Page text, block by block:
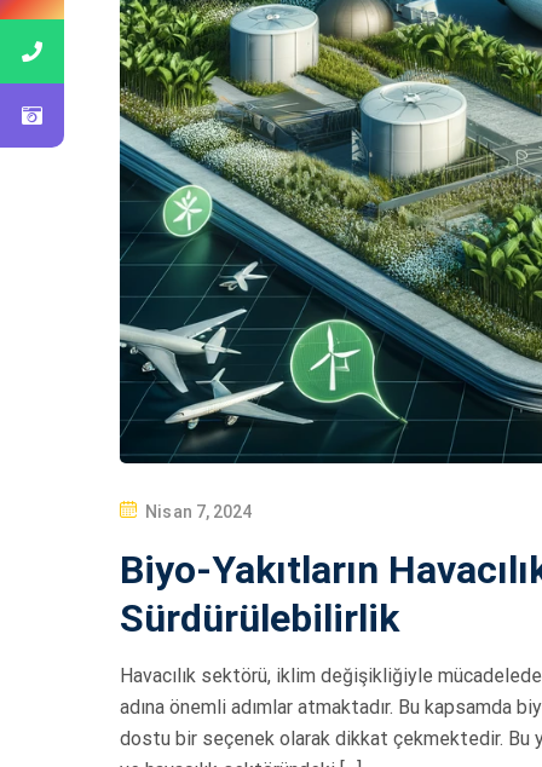
P
S
T
E
Nisan 7, 2024
Biyo-Yakıtların
Sürdürülebilirlik
Havacılık sektörü, iklim değişikliğiyle
adına önemli adımlar atmaktadır. Bu kapsamda
dostu bir seçenek olarak dikkat çekmektedir. Bu